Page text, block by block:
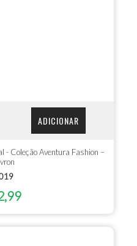
ADICIONAR
- Coleção Aventura Fashion –